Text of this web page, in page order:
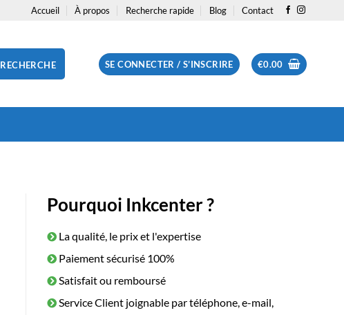
Accueil À propos Recherche rapide Blog Contact
RECHERCHE SE CONNECTER / S’INSCRIRE €0.00
Pourquoi Inkcenter ?
La qualité, le prix et l'expertise
Paiement sécurisé 100%
Satisfait ou remboursé
Service Client joignable par téléphone, e-mail,